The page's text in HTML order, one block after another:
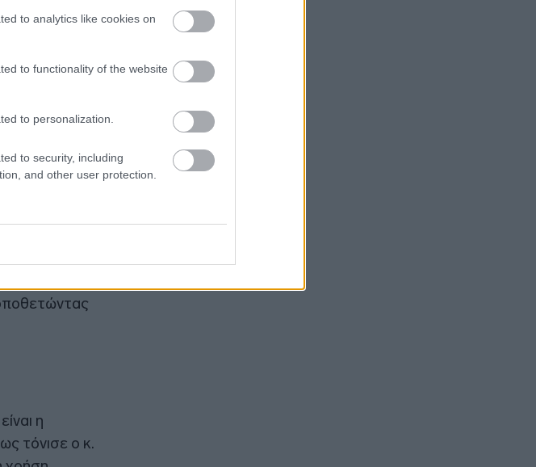
to analytics like cookies on
to functionality of the website
to personalization.
to security, including
and other user protection.
να εκτιμά
η
τόνισε ο κ.
Η OpenAI ζητά απόρριψη της αγωγής
μυστικών
δολ. το deal